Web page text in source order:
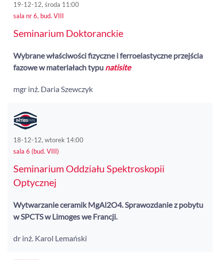
19-12-12, środa 11:00
sala nr 6, bud. VIII
Seminarium Doktoranckie
Wybrane właściwości fizyczne i ferroelastyczne przejścia
fazowe w materiałach typu natisite
mgr inż. Daria Szewczyk
18-12-12, wtorek 14:00
sala 6 (bud. VIII)
Seminarium Oddziału Spektroskopii
Optycznej
Wytwarzanie ceramik MgAl2O4. Sprawozdanie z pobytu
w SPCTS w Limoges we Francji.
dr inż. Karol Lemański